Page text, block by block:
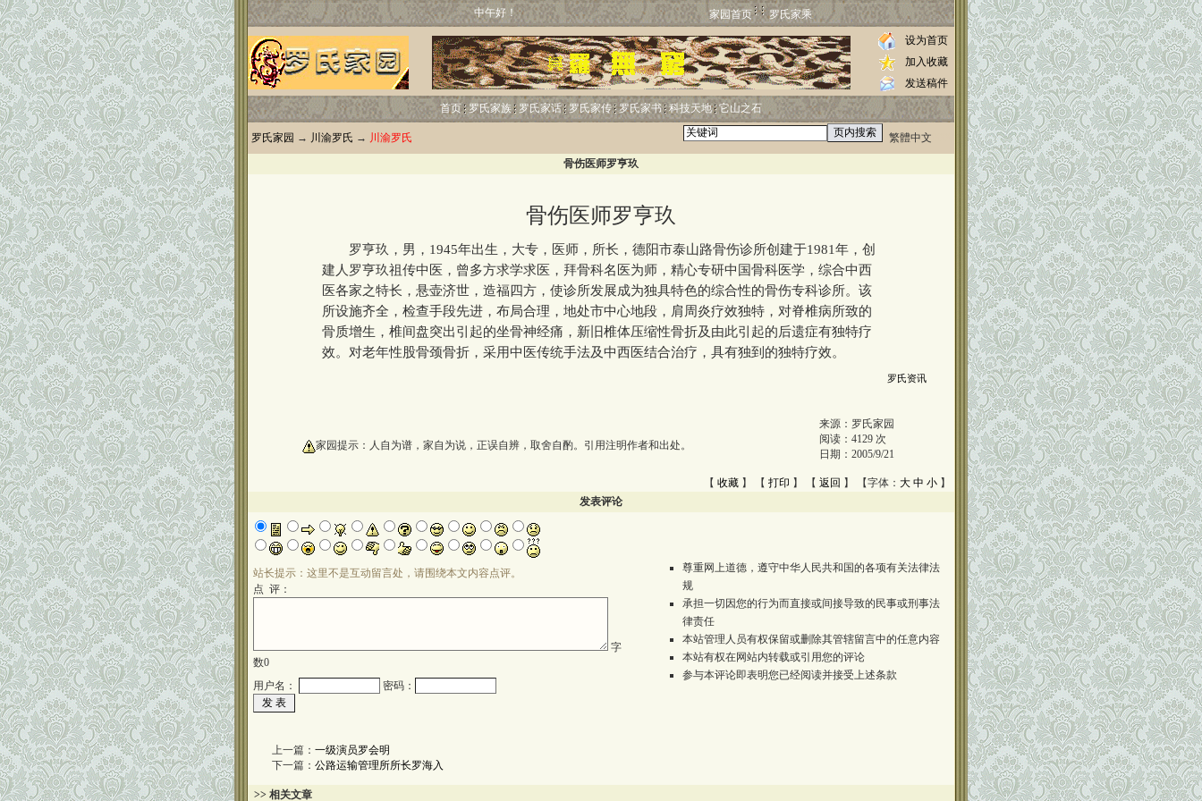
中午好！ 家园首页 罗氏家乘
设为首页
加入收藏
发送稿件
首页 罗氏家族 罗氏家话 罗氏家传 罗氏家书 科技天地 它山之石
罗氏家园 → 川渝罗氏 → 川渝罗氏 繁體中文
骨伤医师罗亨玖
骨伤医师罗亨玖
罗亨玖，男，1945年出生，大专，医师，所长，德阳市泰山路骨伤诊所创建于1981年，创
建人罗亨玖祖传中医，曾多方求学求医，拜骨科名医为师，精心专研中国骨科医学，综合中西
医各家之特长，悬壶济世，造福四方，使诊所发展成为独具特色的综合性的骨伤专科诊所。该
所设施齐全，检查手段先进，布局合理，地处市中心地段，肩周炎疗效独特，对脊椎病所致的
骨质增生，椎间盘突出引起的坐骨神经痛，新旧椎体压缩性骨折及由此引起的后遗症有独特疗
效。对老年性股骨颈骨折，采用中医传统手法及中西医结合治疗，具有独到的独特疗效。
罗氏资讯
家园提示：人自为谱，家自为说，正误自辨，取舍自酌。引用注明作者和出处。
来源： 罗氏家园
阅读： 4129 次
日期： 2005/9/21
【 收藏 】 【 打印 】 【 返回 】 【字体： 大 中 小 】
发表评论
站长提示：这里不是互动留言处，请围绕本文内容点评。
点 评：
字
数0
用户名：
密码：
尊重网上道德，遵守中华人民共和国的各项有关法律法
规
承担一切因您的行为而直接或间接导致的民事或刑事法
律责任
本站管理人员有权保留或删除其管辖留言中的任意内容
本站有权在网站内转载或引用您的评论
参与本评论即表明您已经阅读并接受上述条款
上一篇： 一级演员罗会明
下一篇： 公路运输管理所所长罗海入
>> 相关文章